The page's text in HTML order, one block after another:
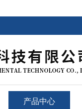
产品中心